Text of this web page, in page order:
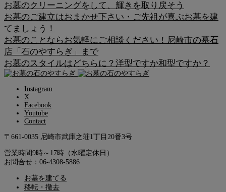
お墓のクリーニングをして、輝きを取り戻そう
お墓のご建立はおまかせ下さい・ご先祖が喜ぶお墓を建
てましょう！
お墓のことならお気軽にご相談ください！尼崎市の墓石
店「石のやすらぎ」まで
お墓のスタイルはどちらに？洋型ですか和型ですか？
Instagram
X
Facebook
Youtube
Contact
〒661-0035 尼崎市武庫之荘1丁目20番3号
営業時間9時～17時（水曜定休日）
お問合せ：06-4308-5886
お墓を建てる
移転・撤去